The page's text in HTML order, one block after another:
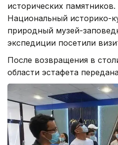
исторических
Национальный историко-
природный музей-
экспедиции посетили
После возвращения в
области эстафета